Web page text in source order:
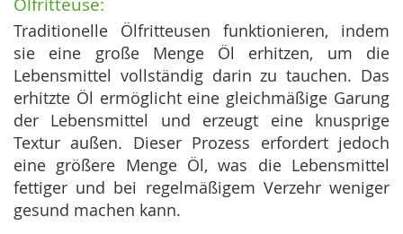
Ölfritteuse:
Traditionelle Ölfritteusen funktionieren, indem
sie eine große Menge Öl erhitzen, um die
Lebensmittel vollständig darin zu tauchen. Das
erhitzte Öl ermöglicht eine gleichmäßige Garung
der Lebensmittel und erzeugt eine knusprige
Textur außen. Dieser Prozess erfordert jedoch
eine größere Menge Öl, was die Lebensmittel
fettiger und bei regelmäßigem Verzehr weniger
gesund machen kann.